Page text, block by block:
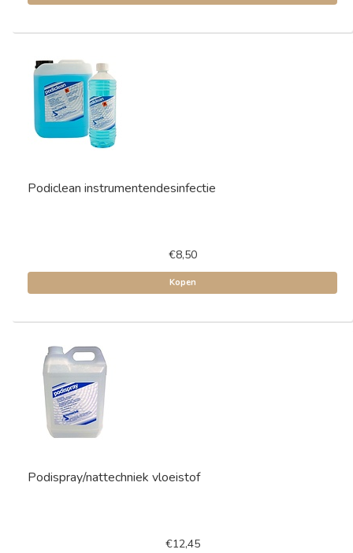
Podiclean instrumentendesinfectie
€8,50
Kopen
Podispray/nattechniek vloeistof
€12,45